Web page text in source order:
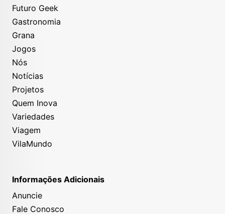
Futuro Geek
Gastronomia
Grana
Jogos
Nós
Notícias
Projetos
Quem Inova
Variedades
Viagem
VilaMundo
Informações Adicionais
Anuncie
Fale Conosco